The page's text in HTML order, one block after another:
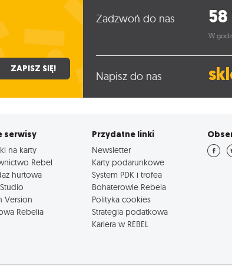
ZAPISZ SIĘ!
Zadzwoń do nas 58
W
Napisz do nas
serwisy
na karty
Rebel
hurtowa
Version
Rebelia
Przydatne linki
Newsletter
Karty podarunkowe
System PDK i trofea
Bohaterowie Rebela
Polityka cookies
Strategia podatkowa
Kariera w REBEL